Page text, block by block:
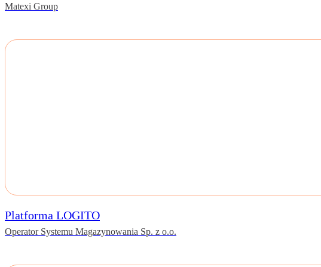
Matexi Group
Platforma LOGITO
Operator Systemu Magazynowania Sp. z o.o.